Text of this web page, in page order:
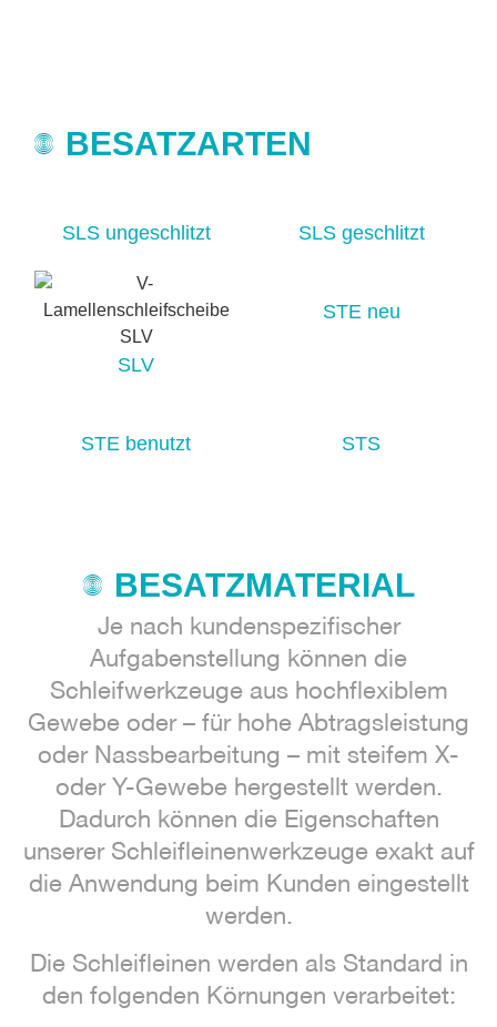
BESATZARTEN
SLS ungeschlitzt SLS geschlitzt
SLV
STE neu
STE benutzt STS
BESATZMATERIAL
Je nach kundenspezifischer
Aufgabenstellung können die
Schleifwerkzeuge aus hochflexiblem
Gewebe oder – für hohe Abtragsleistung
oder Nassbearbeitung – mit steifem X-
oder Y-Gewebe hergestellt werden.
Dadurch können die Eigenschaften
unserer Schleifleinenwerkzeuge exakt auf
die Anwendung beim Kunden eingestellt
werden.
Die Schleifleinen werden als Standard in
den folgenden Körnungen verarbeitet: